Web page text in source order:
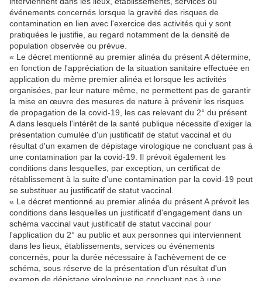
événements concernés lorsque la gravité des risques de
contamination en lien avec l'exercice des activités qui y sont
pratiquées le justifie, au regard notamment de la densité de
population observée ou prévue.
« Le décret mentionné au premier alinéa du présent A détermine,
en fonction de l'appréciation de la situation sanitaire effectuée en
application du même premier alinéa et lorsque les activités
organisées, par leur nature même, ne permettent pas de garantir
la mise en œuvre des mesures de nature à prévenir les risques
de propagation de la covid-19, les cas relevant du 2° du présent
A dans lesquels l'intérêt de la santé publique nécessite d'exiger la
présentation cumulée d'un justificatif de statut vaccinal et du
résultat d'un examen de dépistage virologique ne concluant pas à
une contamination par la covid-19. Il prévoit également les
conditions dans lesquelles, par exception, un certificat de
rétablissement à la suite d'une contamination par la covid-19 peut
se substituer au justificatif de statut vaccinal.
« Le décret mentionné au premier alinéa du présent A prévoit les
conditions dans lesquelles un justificatif d'engagement dans un
schéma vaccinal vaut justificatif de statut vaccinal pour
l'application du 2° au public et aux personnes qui interviennent
dans les lieux, établissements, services ou événements
concernés, pour la durée nécessaire à l'achèvement de ce
schéma, sous réserve de la présentation d'un résultat d'un